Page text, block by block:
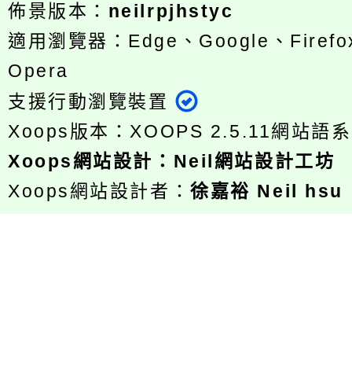
佈景版本： neilrpjhstyc
適用瀏覽器：Edge、Google、
Opera
支援行動瀏覽裝置
Xoops版本： XOOPS 2.5.11網站語
Xoops網站設計 ： Neil網站設計工坊
Xoops網站設計者：徐嘉裕 Neil hsu